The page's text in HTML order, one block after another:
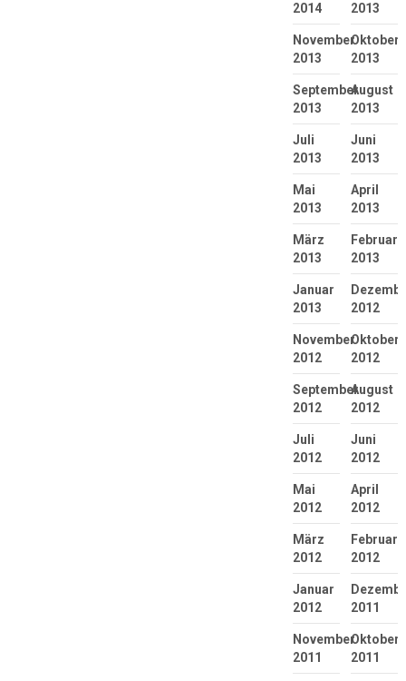
2014
2013
November
2013
Oktober
2013
September
2013
August
2013
Juli
2013
Juni
2013
Mai
2013
April
2013
März
2013
Februar
2013
Januar
2013
2012
November
2012
Oktober
2012
September
2012
August
2012
Juli
2012
Juni
2012
Mai
2012
April
2012
März
2012
Februar
2012
Januar
2012
2011
November
2011
Oktober
2011